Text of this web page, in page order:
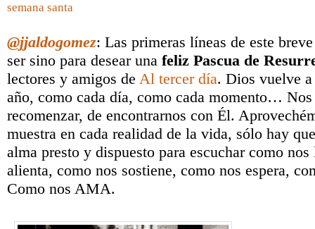
semana santa
@jjaldogomez: Las primeras líneas de este
ser sino para desear una feliz Pascua de
lectores y amigos de Al tercer día. Dios vuelve
año, como cada día, como cada momento…
recomenzar, de encontrarnos con Él.
muestra en cada realidad de la vida, sólo hay
alma presto y dispuesto para escuchar como
alienta, como nos sostiene, como nos espera,
Como nos AMA.